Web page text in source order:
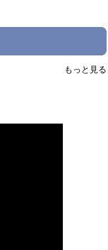
もっと見る